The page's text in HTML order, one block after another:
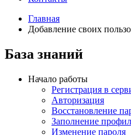
Главная
Добавление своих
База знаний
Начало работы
Регистрация в
Авторизация
Восстановление
Заполнение
Изменение пароля